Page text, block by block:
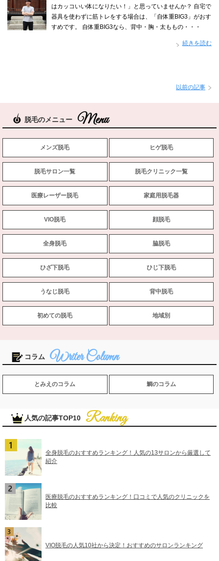
はカッコいい体になりたい！」と思っていませんか？ 自宅で
器具を使わずに筋トレをする場合は、「自体重BIG3」がおす
すめです。 自体重BIG3なら、背中・胸・太ももの・・・
続きを読む
以前の記事
脱毛のメニュー
メンズ脱毛 ヒゲ脱毛
脱毛サロン一覧 脱毛クリニック一覧
医療レーザー脱毛 家庭用脱毛器
VIO脱毛 顔脱毛
全身脱毛 脇脱毛
ひざ下脱毛 ひじ下脱毛
うなじ脱毛 背中脱毛
初めての脱毛 地域別
コラム
とみえのコラム 鯛のコラム
人気の記事TOP10
全身脱毛のおすすめランキング！人気の13サロンから厳選して
紹介
医療脱毛のおすすめランキング！口コミで人気のクリニックを
比較
VIO脱毛の人気10社から決定！おすすめのサロンランキング